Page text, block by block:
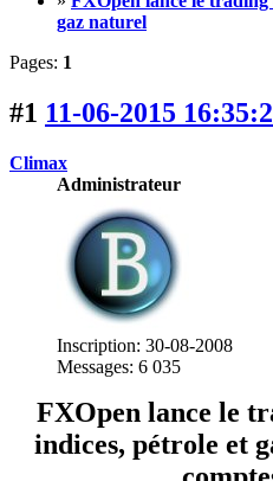
gaz naturel
Pages: 1
#1 11-06-2015
Climax
Administrateur
Inscription: 30-08-2008
Messages: 6 035
FXOpen lance le
indices, pétrole et